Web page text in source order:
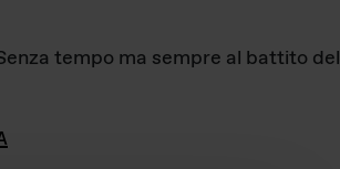
tempo ma sempre al battito del